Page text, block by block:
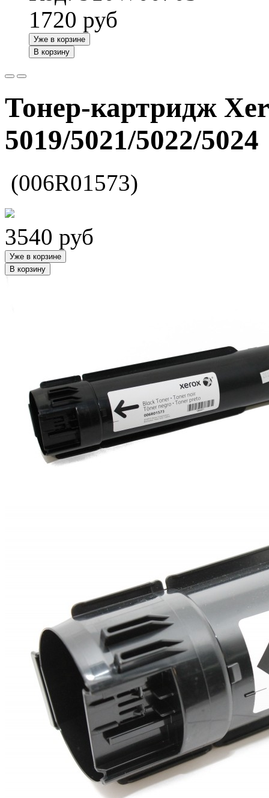
1720 руб
Уже в корзине
В корзину
Тонер-картридж
5019/5021/5022/5024
(006R01573)
3540 руб
Уже в корзине
В корзину